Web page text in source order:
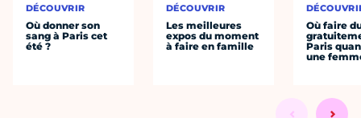
DÉCOUVRIR
Où donner son
sang à Paris cet
été ?
DÉCOUVRIR
Les meilleures
expos du moment
à faire en famille
Où faire
Paris
une